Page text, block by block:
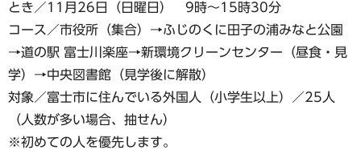
とき／11月26日（日曜日） 9時～15時30分
コース／市役所（集合）→ふじのくに田子の浦みなと公園
→道の駅 富士川楽座→新環境クリーンセンター（昼食・見
学）→中央図書館（見学後に解散）
対象／富士市に住んでいる外国人（小学生以上）／25人
（人数が多い場合、抽せん）
※初めての人を優先します。